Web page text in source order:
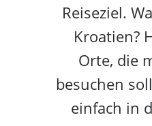
Reiseziel.
Kroatien?
Orte, die
besuchen
einfach in